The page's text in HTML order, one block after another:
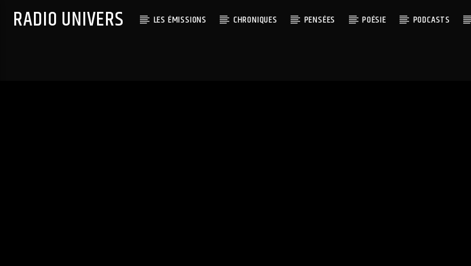
RADIO UNIVERS LES ÉMISSIONS CHRONIQUES PENSÉES POÉSIE PODCASTS